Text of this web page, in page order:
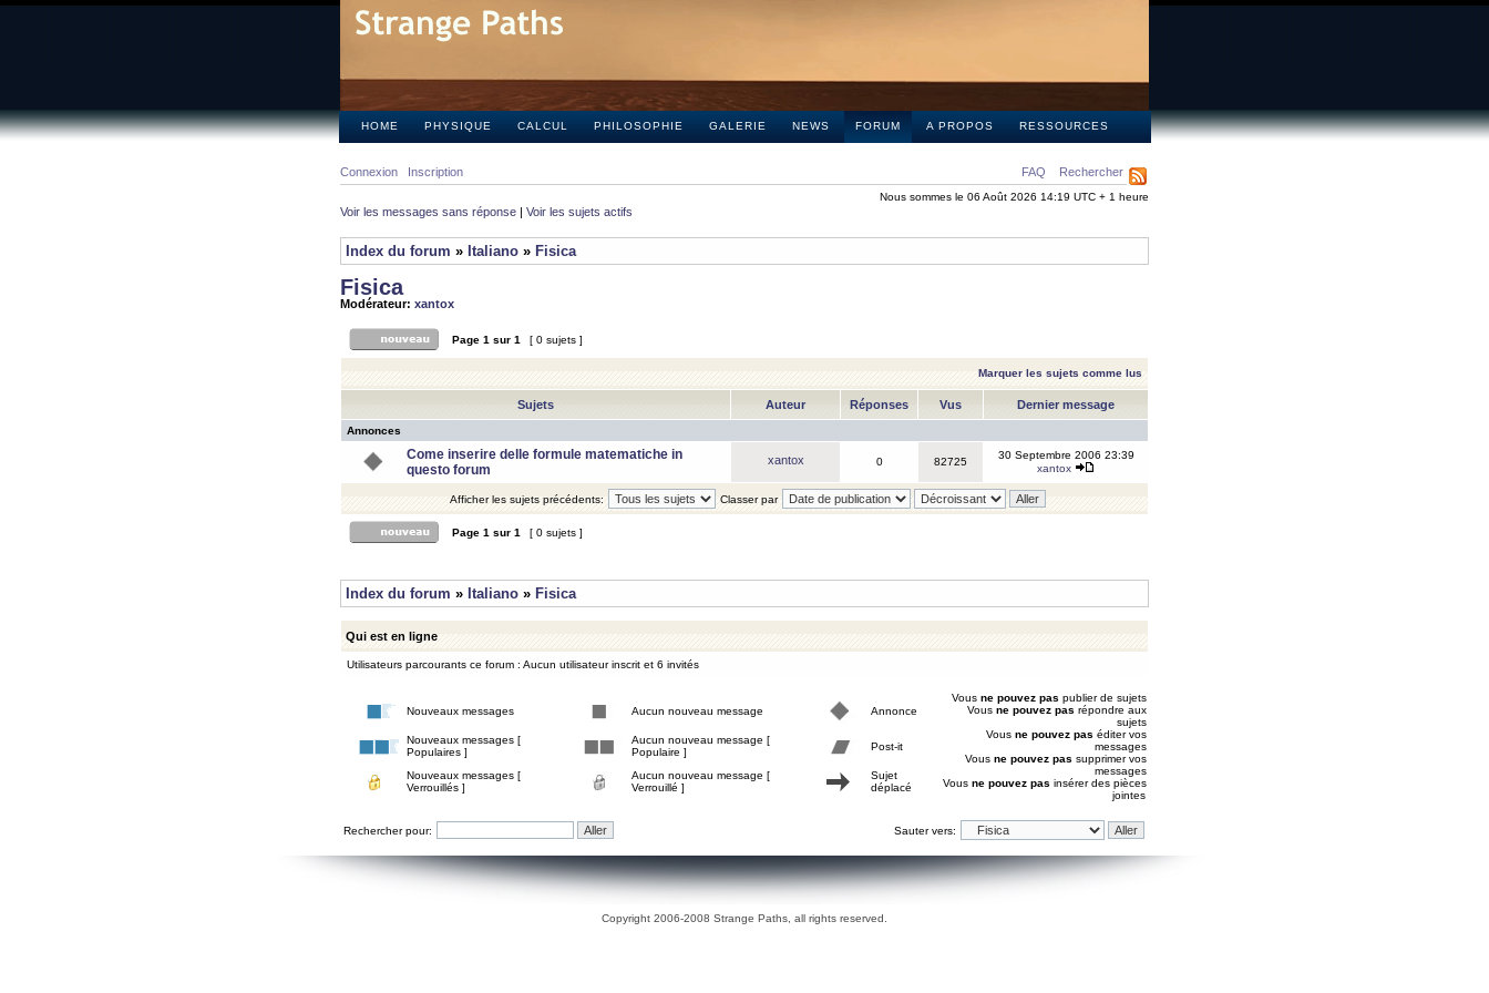
HOME PHYSIQUE CALCUL PHILOSOPHIE GALERIE NEWS FORUM A PROPOS RESSOURCES
FAQ Rechercher
Connexion Inscription
Nous sommes le 06 Août 2026 14:19 UTC + 1 heure
Voir les messages sans réponse | Voir les sujets actifs
Index du forum » Italiano » Fisica
Fisica
Modérateur: xantox
Page 1 sur 1 [ 0 sujets ]
Marquer les sujets comme lus
Sujets Auteur Réponses Vus Dernier message
Annonces
Come inserire delle formule matematiche in
questo forum
xantox 0 82725
30 Septembre 2006 23:39
xantox
Afficher les sujets précédents: Classer par
Page 1 sur 1 [ 0 sujets ]
Index du forum » Italiano » Fisica
Qui est en ligne
Utilisateurs parcourants ce forum : Aucun utilisateur inscrit et 6 invités
Nouveaux messages Aucun nouveau message Annonce
Nouveaux messages [
Populaires ]
Aucun nouveau message [
Populaire ]
Post-it
Nouveaux messages [
Verrouillés ]
Aucun nouveau message [
Verrouillé ]
Sujet
déplacé
Vous ne pouvez pas publier de sujets
Vous ne pouvez pas répondre aux
sujets
Vous ne pouvez pas éditer vos
messages
Vous ne pouvez pas supprimer vos
messages
Vous ne pouvez pas insérer des pièces
jointes
Rechercher pour: Sauter vers:
Copyright 2006-2008 Strange Paths, all rights reserved.